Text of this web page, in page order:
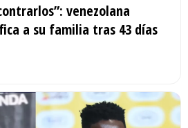
venezolana
a su familia tras 43 días